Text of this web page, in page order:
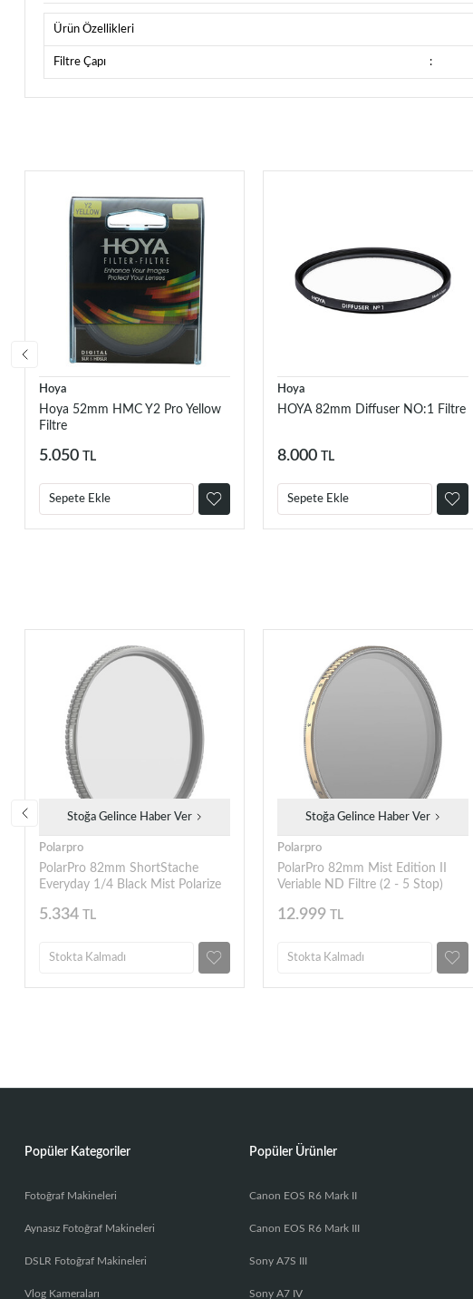
Ürün Özellikleri
Filtre Çapı :
Hoya
Hoya 52mm HMC Y2 Pro Yellow
Filtre
5.050 TL
Sepete Ekle
Hoya
HOYA 82mm Diffuser NO:1 Filtre
8.000 TL
Sepete Ekle
Stoğa Gelince Haber Ver
Polarpro
PolarPro 82mm ShortStache
Everyday 1/4 Black Mist Polarize
5.334 TL
Stokta Kalmadı
Stoğa Gelince Haber Ver
Polarpro
PolarPro 82mm Mist Edition II
Veriable ND Filtre (2 - 5 Stop)
12.999 TL
Stokta Kalmadı
Popüler Kategoriler
Fotoğraf Makineleri
Aynasız Fotoğraf Makineleri
DSLR Fotoğraf Makineleri
Vlog Kameraları
Popüler Ürünler
Canon EOS R6 Mark II
Canon EOS R6 Mark III
Sony A7S III
Sony A7 IV